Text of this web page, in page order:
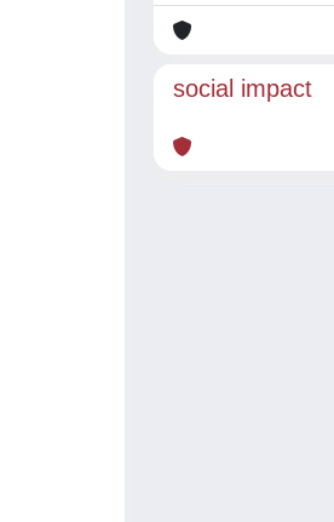
social impact